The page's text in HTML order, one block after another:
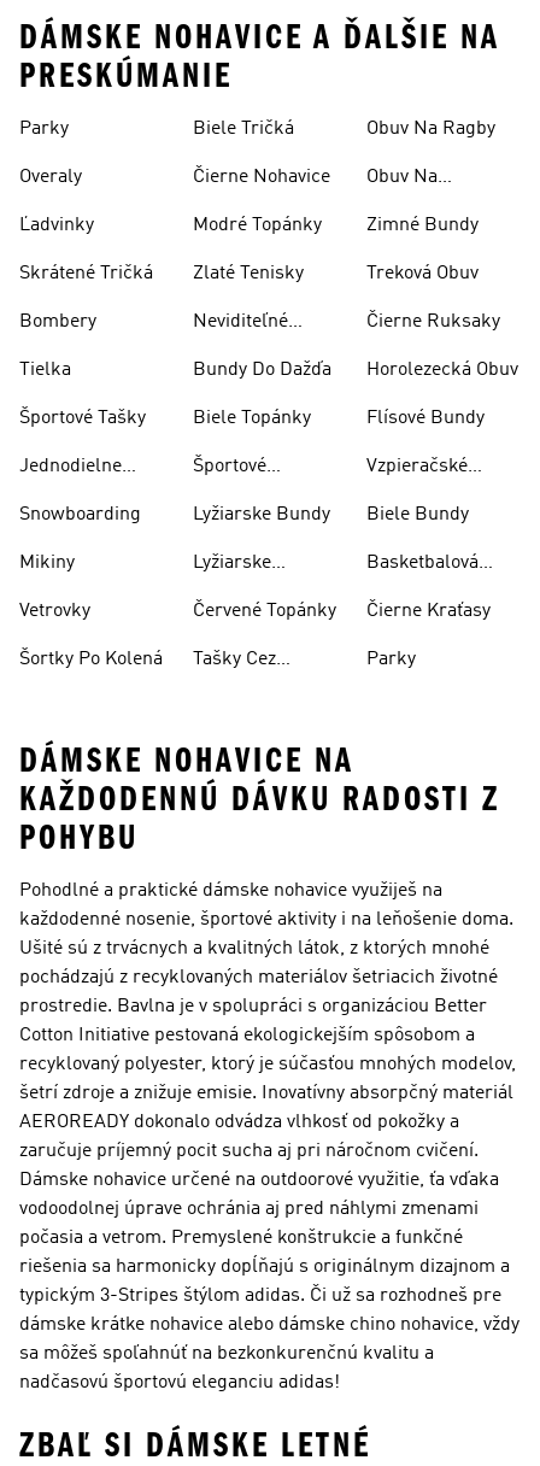
DÁMSKE NOHAVICE A ĎALŠIE NA
PRESKÚMANIE
Parky
Overaly
Ľadvinky
Skrátené Tričká
Bombery
Tielka
Športové Tašky
Jednodielne
Snowboarding
Mikiny
Vetrovky
Šortky Po Kolená
Biele Tričká
Čierne Nohavice
Modré Topánky
Zlaté Tenisky
Neviditeľné
Bundy Do Dažďa
Biele Topánky
Športové
Lyžiarske Bundy
Lyžiarske
Červené Topánky
Tašky Cez
Obuv Na Ragby
Obuv Na
Zimné Bundy
Treková Obuv
Čierne Ruksaky
Horolezecká Obuv
Flísové Bundy
Vzpieračské
Biele Bundy
Basketbalová
Čierne Kraťasy
Parky
DÁMSKE NOHAVICE NA
KAŽDODENNÚ DÁVKU RADOSTI Z
POHYBU
Pohodlné a praktické dámske nohavice využiješ na
každodenné nosenie, športové aktivity i na leňošenie doma.
Ušité sú z trvácnych a kvalitných látok, z ktorých mnohé
pochádzajú z recyklovaných materiálov šetriacich životné
prostredie. Bavlna je v spolupráci s organizáciou Better
Cotton Initiative pestovaná ekologickejším spôsobom a
recyklovaný polyester, ktorý je súčasťou mnohých modelov,
šetrí zdroje a znižuje emisie. Inovatívny absorpčný materiál
AEROREADY dokonalo odvádza vlhkosť od pokožky a
zaručuje príjemný pocit sucha aj pri náročnom cvičení.
Dámske nohavice určené na outdoorové využitie, ťa vďaka
vodoodolnej úprave ochránia aj pred náhlymi zmenami
počasia a vetrom. Premyslené konštrukcie a funkčné
riešenia sa harmonicky dopĺňajú s originálnym dizajnom a
typickým 3-Stripes štýlom adidas. Či už sa rozhodneš pre
dámske krátke nohavice alebo dámske chino nohavice, vždy
sa môžeš spoľahnúť na bezkonkurenčnú kvalitu a
nadčasovú športovú eleganciu adidas!
ZBAĽ SI DÁMSKE LETNÉ